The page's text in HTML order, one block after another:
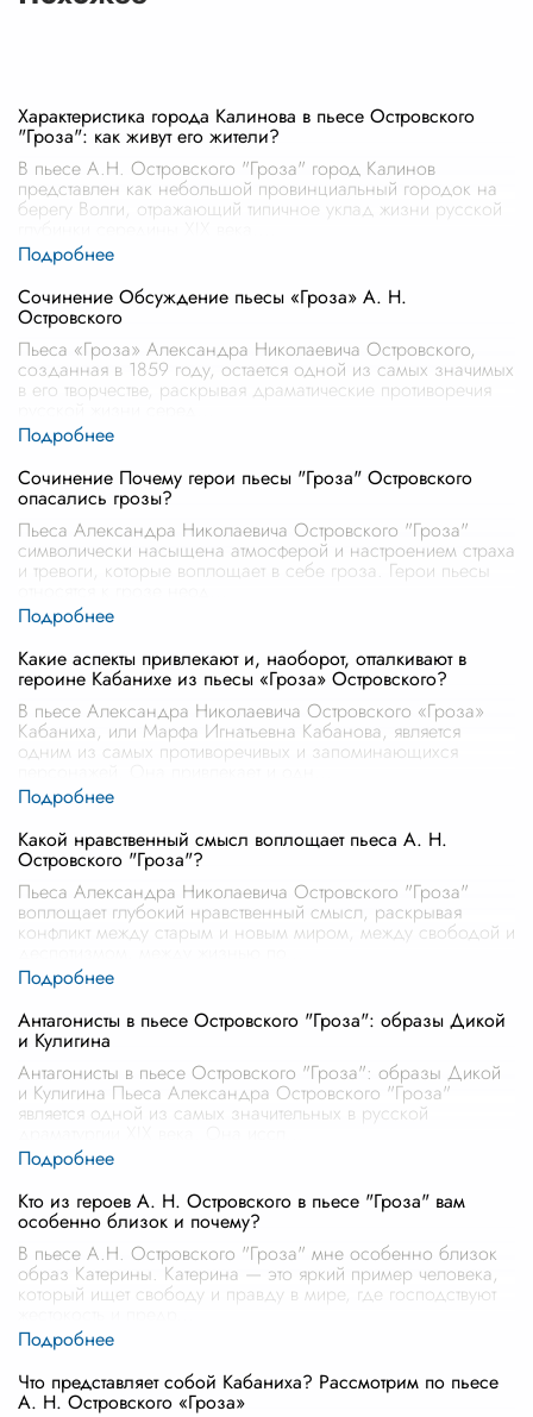
Характеристика города Калинова в пьесе Островского
"Гроза": как живут его жители?
В пьесе А.Н. Островского "Гроза" город Калинов
представлен как небольшой провинциальный городок на
берегу Волги, отражающий типичное уклад жизни русской
Сочинение Обсуждение пьесы «Гроза» А. Н.
Островского
Пьеса «Гроза» Александра Николаевича Островского,
созданная в 1859 году, остается одной из самых значимых
в его творчестве, раскрывая драматические противоречия
Сочинение Почему герои пьесы "Гроза" Островского
опасались грозы?
Пьеса Александра Николаевича Островского "Гроза"
символически насыщена атмосферой и настроением страха
и тревоги, которые воплощает в себе гроза. Герои пьесы
Какие аспекты привлекают и, наоборот, отталкивают в
героине Кабанихе из пьесы «Гроза» Островского?
В пьесе Александра Николаевича Островского «Гроза»
Кабаниха, или Марфа Игнатьевна Кабанова, является
одним из самых противоречивых и запоминающихся
Какой нравственный смысл воплощает пьеса А. Н.
Островского "Гроза"?
Пьеса Александра Николаевича Островского "Гроза"
воплощает глубокий нравственный смысл, раскрывая
конфликт между старым и новым миром, между свободой и
Антагонисты в пьесе Островского "Гроза": образы Дикой
и Кулигина
Антагонисты в пьесе Островского "Гроза": образы Дикой
и Кулигина Пьеса Александра Островского "Гроза"
является одной из самых значительных в русской
Кто из героев А. Н. Островского в пьесе "Гроза" вам
особенно близок и почему?
В пьесе А.Н. Островского "Гроза" мне особенно близок
образ Катерины. Катерина — это яркий пример человека,
который ищет свободу и правду в мире, где господствуют
Что представляет собой Кабаниха? Рассмотрим по пьесе
А. Н. Островского «Гроза»